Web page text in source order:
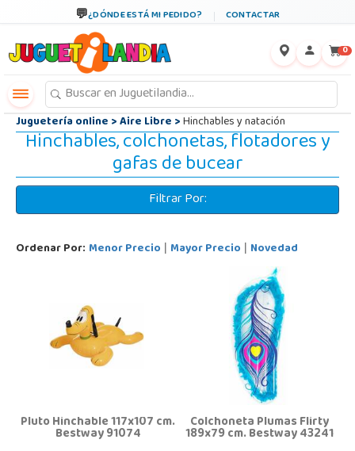
¿DÓNDE ESTÁ MI PEDIDO? CONTACTAR
0
Juguetería online>Aire Libre>Hinchables y natación
Hinchables, colchonetas, flotadores y
gafas de bucear
Filtrar Por:
Ordenar Por: Menor Precio | Mayor Precio | Novedad
Pluto Hinchable 117x107 cm.
Bestway 91074 Colchoneta Plumas Flirty
189x79 cm. Bestway 43241